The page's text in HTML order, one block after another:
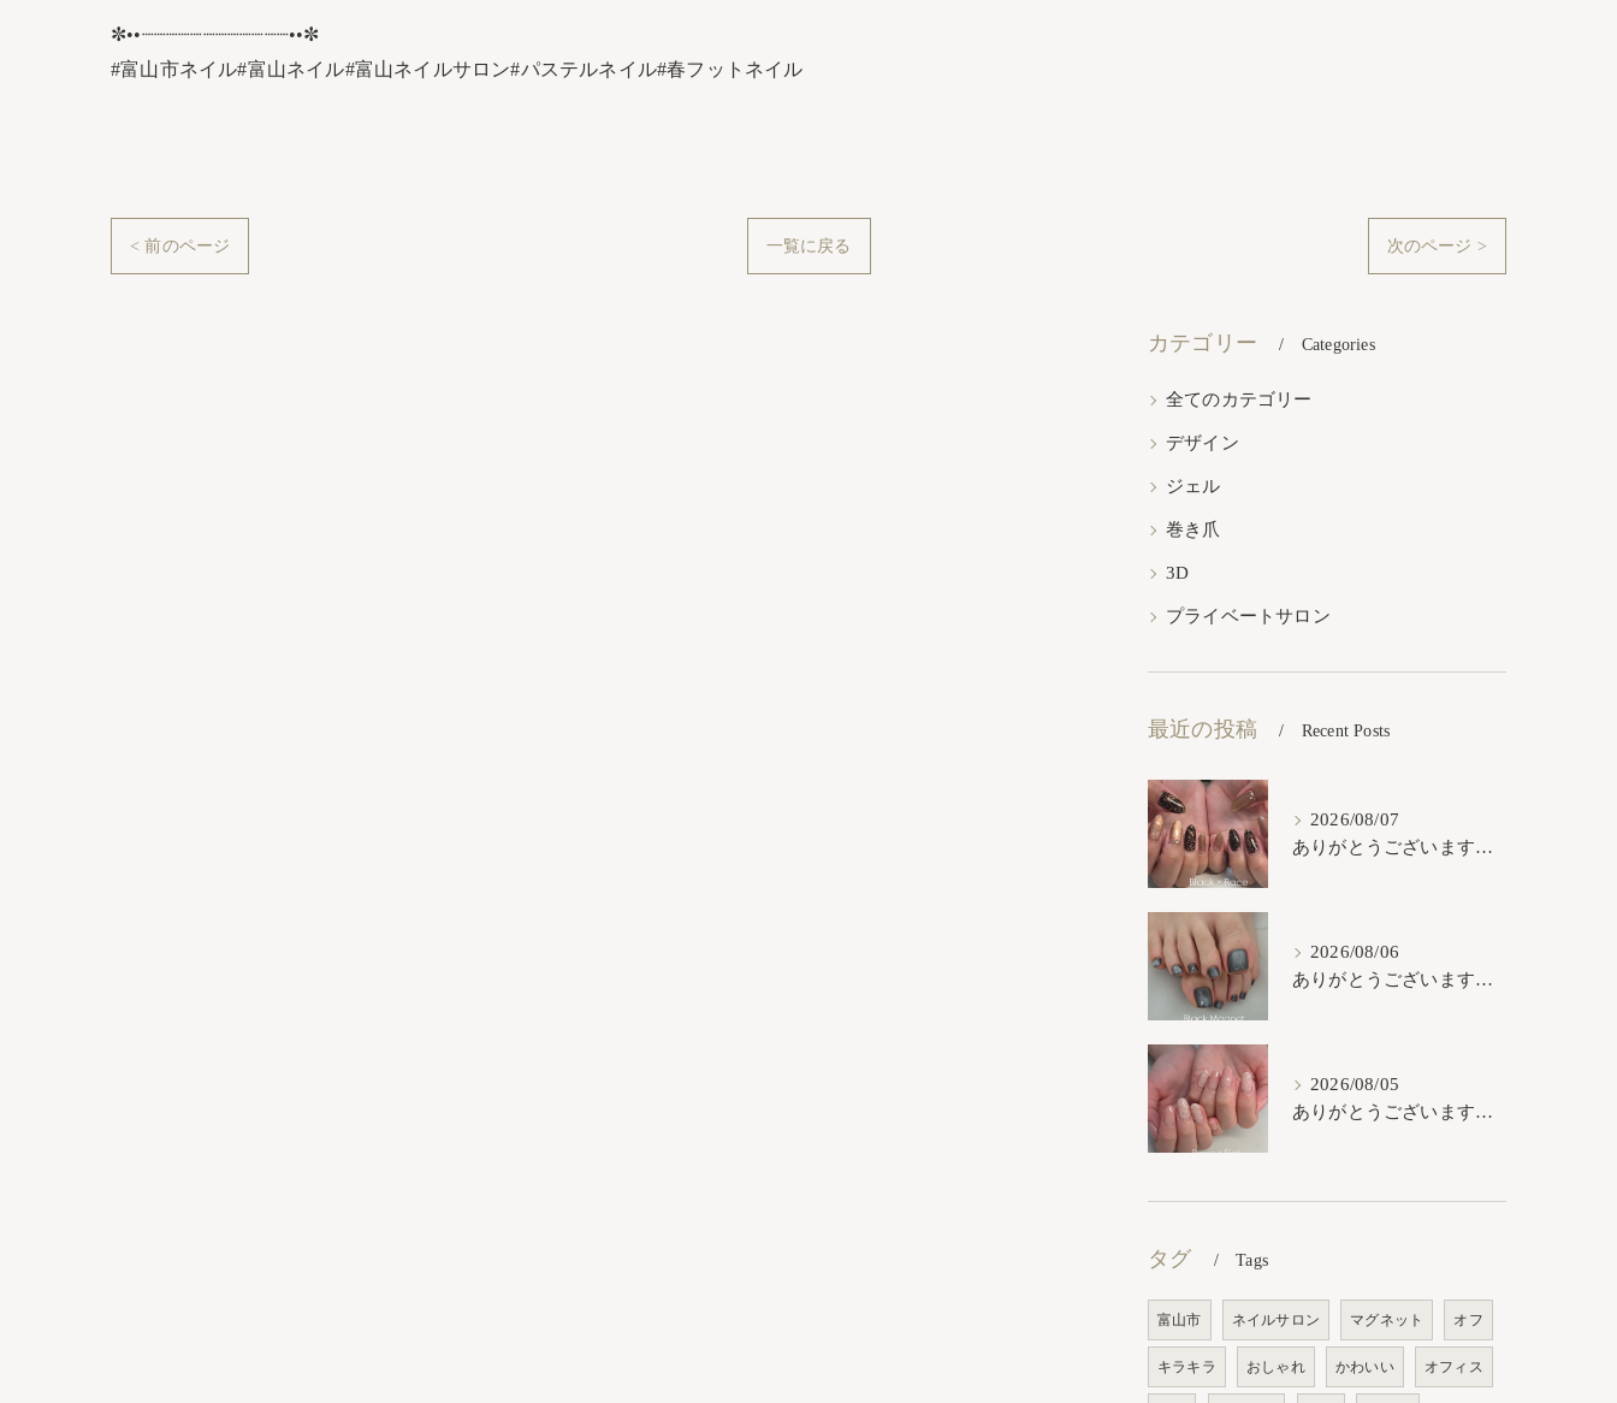
✼••┈┈┈┈┈┈┈┈┈┈┈┈••✼
#富山市ネイル#富山ネイル#富山ネイルサロン#パステルネイル#春フットネイル⁡
< 前のページ 一覧に戻る 次のページ >
カテゴリー Categories
全てのカテゴリー
デザイン
ジェル
巻き爪
3D
プライベートサロン
最近の投稿 Recent Posts
2026/08/07
ありがとうございます𓂃𓈒𓏸︎︎︎︎
2026/08/06
ありがとうございます𓂃𓈒𓏸︎︎︎︎
2026/08/05
ありがとうございます𓂃𓈒𓏸︎︎︎︎
タグ Tags
富山市 ネイルサロン マグネット オフ
キラキラ おしゃれ かわいい オフィス